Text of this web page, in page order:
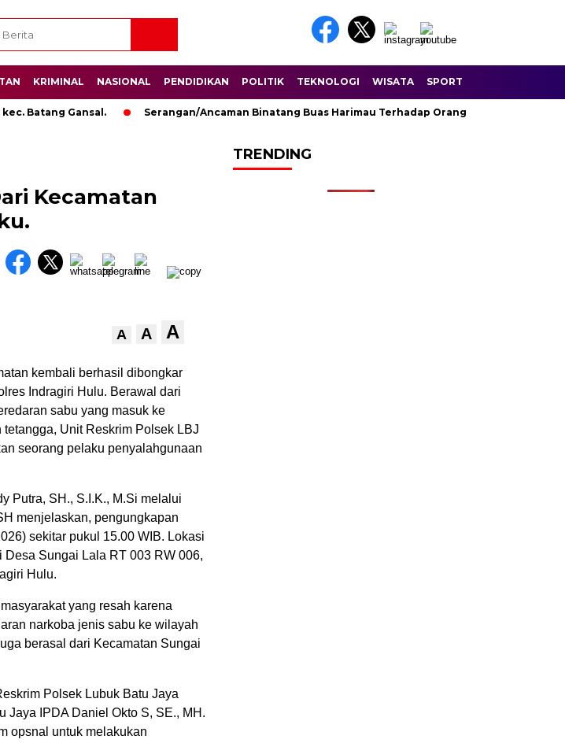
KRIMINAL NASIONAL PENDIDIKAN POLITIK TEKNOLOGI WISATA SPORT
Batang Gansal. Serangan/Ancaman Binatang Buas Harimau Terhadap Orang Di Sungai Balam
Kecamatan
A A A
kembali berhasil dibongkar
Indragiri Hulu. Berawal dari
sabu yang masuk ke
Unit Reskrim Polsek LBJ
seorang pelaku penyalahgunaan
Putra, SH., S.I.K., M.Si melalui
menjelaskan, pengungkapan
sekitar pukul 15.00 WIB. Lokasi
Sungai Lala RT 003 RW 006,
Hulu.
yang resah karena
narkoba jenis sabu ke wilayah
berasal dari Kecamatan Sungai
Polsek Lubuk Batu Jaya
Jaya IPDA Daniel Okto S, SE., MH.
opsnal untuk melakukan
TRENDING